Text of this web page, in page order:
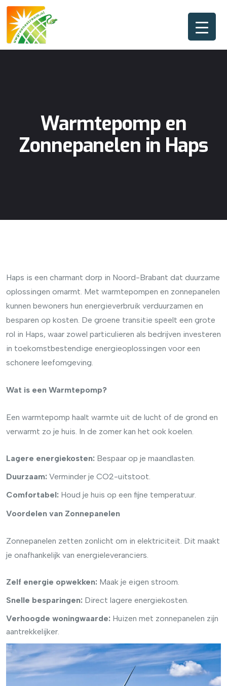
Warmtepomp en
Zonnepanelen in Haps
Haps is een charmant dorp in Noord-Brabant dat duurzame
oplossingen omarmt. Met warmtepompen en zonnepanelen
kunnen bewoners hun energieverbruik verduurzamen en
besparen op kosten. De groene transitie speelt een grote
rol in Haps, waar zowel particulieren als bedrijven investeren
in toekomstbestendige energieoplossingen voor een
schonere leefomgeving.
Wat is een Warmtepomp?
Een warmtepomp haalt warmte uit de lucht of de grond en
verwarmt zo je huis. In de zomer kan het ook koelen.
Lagere energiekosten: Bespaar op je maandlasten.
Duurzaam: Verminder je CO2-uitstoot.
Comfortabel: Houd je huis op een fijne temperatuur.
Voordelen van Zonnepanelen
Zonnepanelen zetten zonlicht om in elektriciteit. Dit maakt
je onafhankelijk van energieleveranciers.
Zelf energie opwekken: Maak je eigen stroom.
Snelle besparingen: Direct lagere energiekosten.
Verhoogde woningwaarde: Huizen met zonnepanelen zijn
aantrekkelijker.